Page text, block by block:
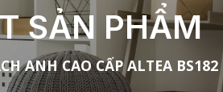
SẢN PHẨM
ANH CAO CẤP ALTEA BS182